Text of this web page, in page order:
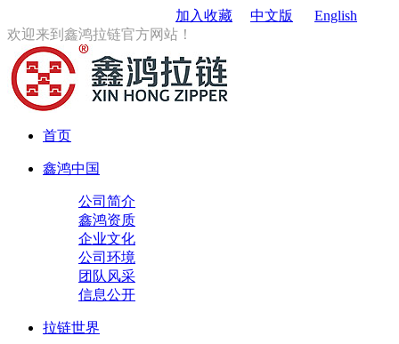
加入收藏 中文版
English
欢迎来到鑫鸿拉链官方网站！
首页
鑫鸿中国
公司简介
鑫鸿资质
企业文化
公司环境
团队风采
信息公开
拉链世界